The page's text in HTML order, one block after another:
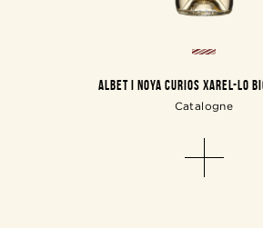
ALBET I NOYA CURIOS XAREL-LO
Catalogne